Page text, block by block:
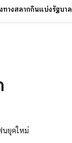
ทางสลากกินแบ่งรัฐบาล
นยุคใหม่